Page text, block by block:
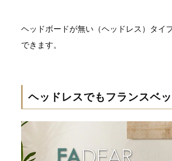
ヘッドボードが無い（ヘッドレス）タイ
できます。
ヘッドレスでもフランスベ